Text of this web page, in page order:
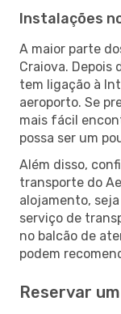
Instalações
A maior parte
Craiova. Depois
tem ligação à
aeroporto. Se
mais fácil
possa ser um
Além disso,
transporte do
alojamento,
serviço de
no balcão de
podem
Reservar